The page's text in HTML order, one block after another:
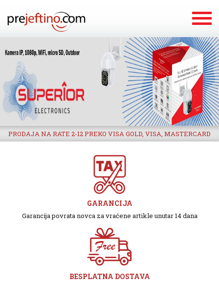
PRODAJA NA RATE 2-12 PREKO VISA GOLD, VISA, MASTERCARD
GARANCIJA
Garancija povrata novca za vraćene artikle unutar 14 dana
BESPLATNA DOSTAVA